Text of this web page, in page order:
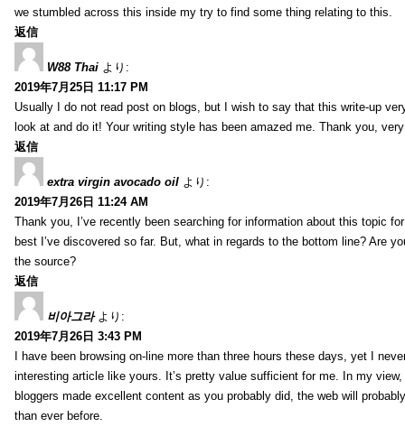
we stumbled across this inside my try to find some thing relating to this.
返信
W88 Thai より:
2019年7月25日 11:17 PM
Usually I do not read post on blogs, but I wish to say that this write-up
look at and do it! Your writing style has been amazed me. Thank you,
返信
extra virgin avocado oil より:
2019年7月26日 11:24 AM
Thank you, I’ve recently been searching for information about this topic
best I’ve discovered so far. But, what in regards to the bottom line? Are
the source?
返信
비아그라 より:
2019年7月26日 3:43 PM
I have been browsing on-line more than three hours these days, yet I
interesting article like yours. It’s pretty value sufficient for me. In my
bloggers made excellent content as you probably did, the web will
than ever before.